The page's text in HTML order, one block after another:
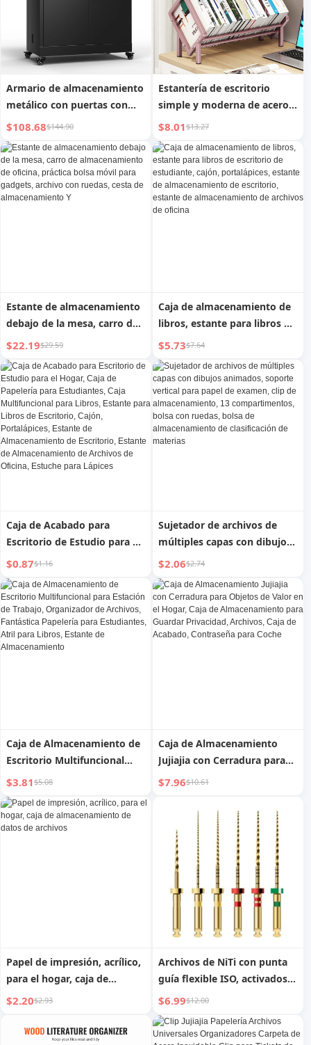
Armario de almacenamiento
metálico con puertas con
cerradura, armario de acero
con ruedas adecuado para el
hogar y la oficina, 1 estante
ajustable para archivos
$108.68$144.90
Estantería de escritorio
simple y moderna de acero
inoxidable, estante de
almacenamiento para
dormitorio de escritorio,
organizador de archivos de
libros
$8.01$13.27
Estante de almacenamiento
debajo de la mesa, carro de
almacenamiento de oficina,
práctica bolsa móvil para
gadgets, archivo con ruedas,
cesta de almacenamiento Y
$22.19$29.59
Caja de almacenamiento de
libros, estante para libros de
escritorio de estudiante,
cajón, portalápices, estante
de almacenamiento de
escritorio, estante de
almacenamiento de archivos
de oficina
$5.73$7.64
Caja de Acabado para
Escritorio de Estudio para el
Hogar, Caja de Papelería
para Estudiantes, Caja
Multifuncional para Libros,
Estante para Libros de
Escritorio, Cajón,
Portalápices, Estante de
$0.87$1.16
Sujetador de archivos de
múltiples capas con dibujos
animados, soporte vertical
para papel de examen, clip
de almacenamiento, 13
compartimentos, bolsa con
ruedas, bolsa de
almacenamiento de
$2.06$2.74
Caja de Almacenamiento de
Escritorio Multifuncional
para Estación de Trabajo,
Organizador de Archivos,
Fantástica Papelería para
Estudiantes, Atril para
$3.81$5.08
Caja de Almacenamiento
Jujiajia con Cerradura para
Objetos de Valor en el
Almacenamiento para
Guardar Privacidad,
Archivos, Caja de Acabado,
Contraseña para Coche
$7.96$10.61
Papel de impresión, acrílico,
para el hogar, caja de
almacenamiento de datos de
$2.20$2.93
Archivos de NiTi con punta
guía flexible ISO, activados
por calor y precurvables,
Norma Nacional M3,
Conjunto de 6 archivos para
$6.99$12.00